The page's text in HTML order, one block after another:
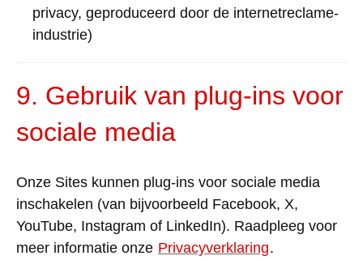
privacy, geproduceerd door de internetreclame-
industrie)
9. Gebruik van plug-ins voor
sociale media
Onze Sites kunnen plug-ins voor sociale media
inschakelen (van bijvoorbeeld Facebook, X,
YouTube, Instagram of LinkedIn). Raadpleeg voor
meer informatie onze Privacyverklaring.